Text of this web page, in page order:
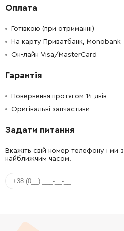
Оплата
Готівкою (при отриманні)
На карту Приватбанк, Monobank
Он-лайн Visa/MasterCard
Гарантія
Повернення протягом 14 днів
Оригінальні запчастини
Задати питання
Вкажіть свій номер телефону і ми
найближчим часом.